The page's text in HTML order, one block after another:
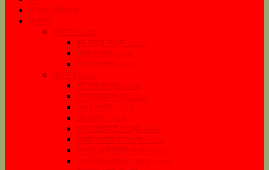
বানিজ্য/বিনিয়োগ
সংরক্ষণ
সংরক্ষণ ২০১৮
রথ যাত্রা সংখ্যা ২০১৮
শারদ সংখ্যা ২০১৮
বড়দিন সংখ্যা ২০১৮
সংরক্ষণ ২০১৯
বইমেলা সংখ্যা ২০১৯
দোলযাত্রা সংখ্যা ২০১৯
নববর্ষ সংখ্যা ২০১৯
মে সংখ্যা ২০১৯
জুন জামাইষষ্ঠী সংখ্যা ২০১৯
জুলাই রথযাত্রা সংখ্যা ২০১৯
আগস্ট রাখীপূর্ণিমা সংখ্যা ২০১৯
সেপ্টেম্বর মহালয়া সংখ্যা ২০১৯